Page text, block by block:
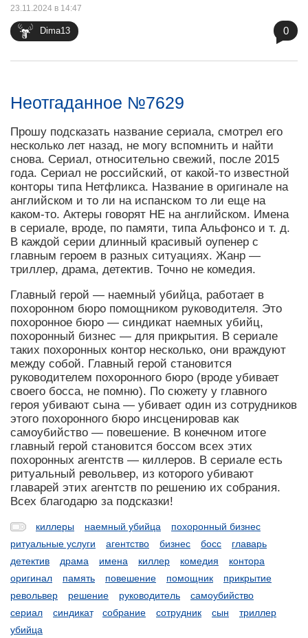
Dima13
23.11.2024 в 14:47
0
Неотгаданное №7629
Прошу подсказать название сериала, смотрел его
несколько лет назад, не могу вспомнить и найти
снова. Сериал, относительно свежий, после 2015
года. Сериал не российский, от какой-то известной
конторы типа Нетфликса. Название в оригинале на
английском и то ли на испанском то ли еще на
каком-то. Актеры говорят НЕ на английском. Имена
в сериале, вроде, по памяти, типа Альфонсо и т. д.
В каждой серии длинный красивый оупенер с
главным героем в разных ситуациях. Жанр —
триллер, драма, детектив. Точно не комедия.
Главный герой — наемный убийца, работает в
похоронном бюро помощником руководителя. Это
похоронное бюро — синдикат наемных убийц,
похоронный бизнес — для прикрытия. В сериале
таких похоронных контор несколько, они враждуют
между собой. Главный герой становится
руководителем похоронного бюро (вроде убивает
своего босса, не помню). По сюжету у главного
героя убивают сына — убивает один из сотрудников
этого похоронного бюро инсценировав как
самоубийство — повешение. В конечном итоге
главный герой становится боссом всех этих
похоронных агентств — киллеров. В сериале есть
ритуальный револьвер, из которого убивают
главарей этих агентств по решению их собрания.
Всех благодарю за подсказки!
киллеры наемный убийца
похоронный бизнес
ритуальные услуги
агентство бизнес босс
главарь
детектив
драма имена киллер комедия
контора
оригинал
память повешение помощник
прикрытие
револьвер
решение руководитель
самоубийство
сериал
синдикат собрание сотрудник сын
триллер
убийца